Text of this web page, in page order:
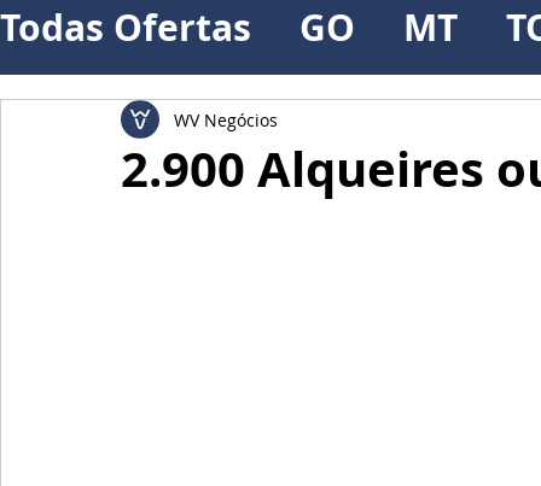
Todas Ofertas GO MT
2.900 Alqueires
WV Negócios